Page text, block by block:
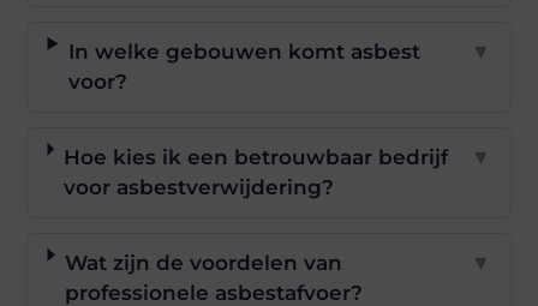
In welke gebouwen komt asbest
voor?
▼
Hoe kies ik een betrouwbaar bedrijf
voor asbestverwijdering?
▼
Wat zijn de voordelen van
professionele asbestafvoer?
▼